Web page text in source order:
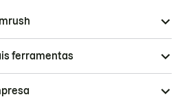
ferramentas